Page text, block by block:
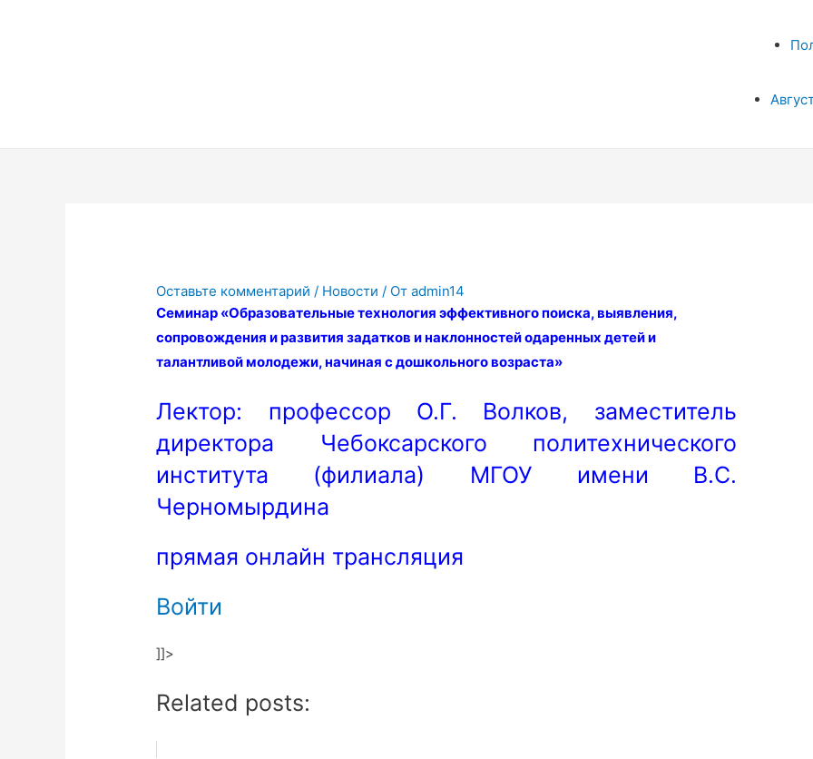
Оставьте комментарий / Новости / От admin14
Семинар «Образовательные технология эффективного поиска, выявления,
сопровождения и развития задатков и наклонностей одаренных детей и
талантливой молодежи, начиная с дошкольного возраста»
Лектор: профессор О.Г. Волков, заместитель
директора Чебоксарского политехнического
института (филиала) МГОУ имени В.С.
Черномырдина
прямая онлайн трансляция
Войти
]]>
Related posts: